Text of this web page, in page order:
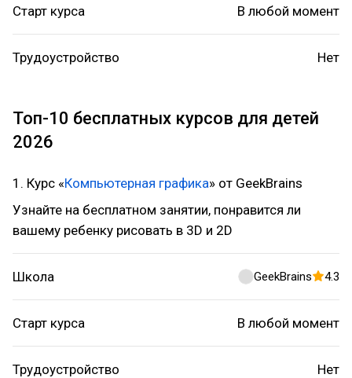
Старт курса В любой момент
Трудоустройство Нет
Топ-10 бесплатных курсов для детей
2026
1. Курс «Компьютерная графика» от GeekBrains
Узнайте на бесплатном занятии, понравится ли
вашему ребенку рисовать в 3D и 2D
Школа GeekBrains 4.3
Старт курса В любой момент
Трудоустройство Нет